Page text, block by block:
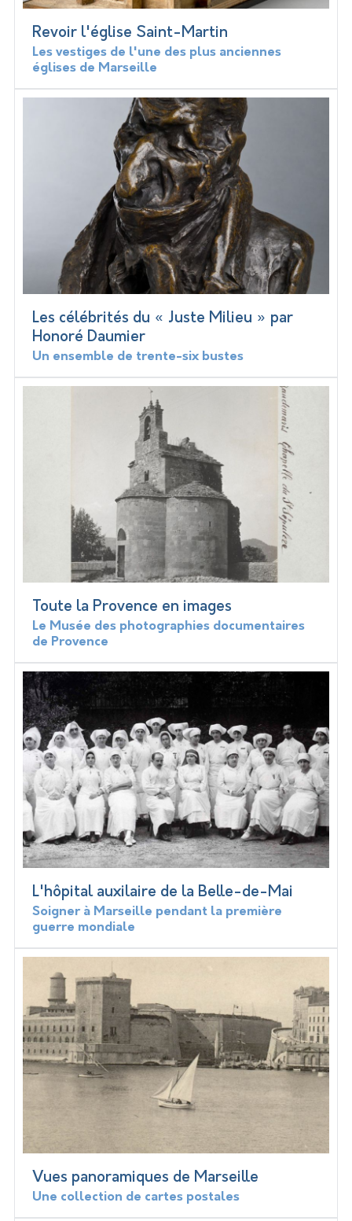
Revoir l'église Saint-Martin
Les vestiges de l'une des plus anciennes
églises de Marseille
Les célébrités du « Juste Milieu » par
Honoré Daumier
Un ensemble de trente-six bustes
Toute la Provence en images
Le Musée des photographies documentaires
de Provence
L'hôpital auxilaire de la Belle-de-Mai
Soigner à Marseille pendant la première
guerre mondiale
Vues panoramiques de Marseille
Une collection de cartes postales